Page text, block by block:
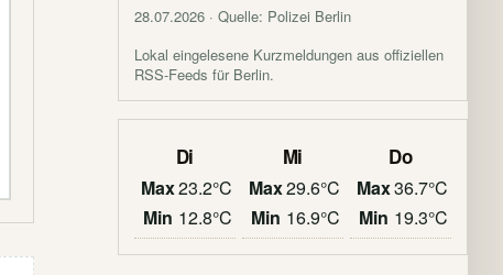
28.07.2026 · Quelle: Polizei Berlin
Lokal eingelesene Kurzmeldungen aus offiziellen
RSS-Feeds für Berlin.
Di
Max23.2°C
Min 12.8°C
Mi
Max29.6°C
Min 16.9°C
Do
Max36.7°C
Min 19.3°C